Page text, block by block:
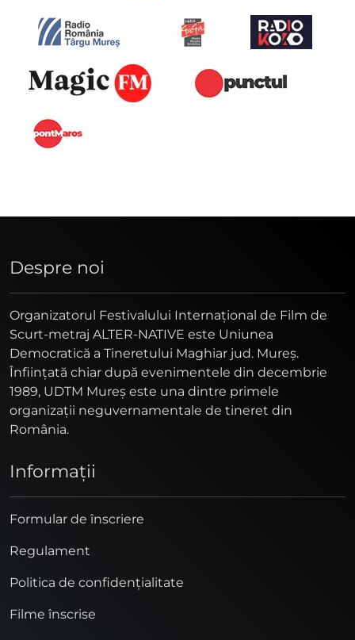
Despre noi
Organizatorul Festivalului Internaţional de Film de
Scurt-metraj ALTER-NATIVE este Uniunea
Democratică a Tineretului Maghiar jud. Mureş.
Înfiinţată chiar după evenimentele din decembrie
1989, UDTM Mureş este una dintre primele
organizaţii neguvernamentale de tineret din
România.
Informaţii
Formular de înscriere
Regulament
Politica de confidențialitate
Filme înscrise